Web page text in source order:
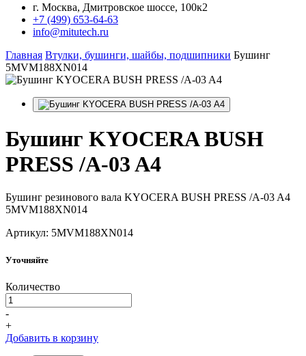
г. Москва, Дмитровское шоссе, 100к2
+7 (499) 653-64-63
info@mitutech.ru
Главная Втулки, бушинги, шайбы, подшипники Бушинг
5MVM188XN014
Бушинг KYOCERA BUSH
PRESS /A-03 A4
Бушинг резинового вала KYOCERA BUSH PRESS /A-03 A4
5MVM188XN014
Артикул: 5MVM188XN014
Уточняйте
Количество
-
+
Добавить в корзину